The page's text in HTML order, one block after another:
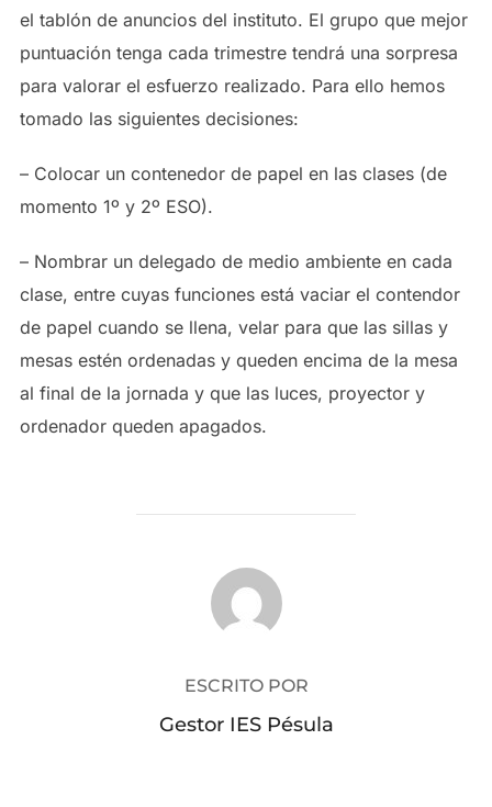
el tablón de anuncios del instituto. El grupo que mejor
puntuación tenga cada trimestre tendrá una sorpresa
para valorar el esfuerzo realizado. Para ello hemos
tomado las siguientes decisiones:
– Colocar un contenedor de papel en las clases (de
momento 1º y 2º ESO).
– Nombrar un delegado de medio ambiente en cada
clase, entre cuyas funciones está vaciar el contendor
de papel cuando se llena, velar para que las sillas y
mesas estén ordenadas y queden encima de la mesa
al final de la jornada y que las luces, proyector y
ordenador queden apagados.
AUTOR DE LA PUBLICACIÓN
ESCRITO POR
Gestor IES Pésula